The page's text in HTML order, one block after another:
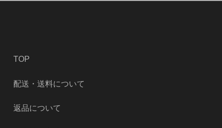
TOP
配送・送料について
返品について